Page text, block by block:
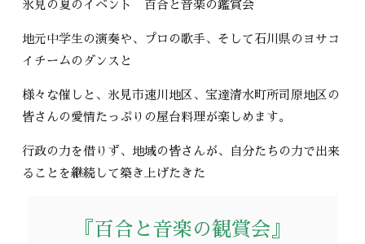
氷見の夏のイベント 百合と音楽の鑑賞会
地元中学生の演奏や、プロの歌手、そして石川県のヨサコ
イチームのダンスと
様々な催しと、氷見市速川地区、宝達清水町所司原地区の
皆さんの愛情たっぷりの屋台料理が楽しめます。
行政の力を借りず、地域の皆さんが、自分たちの力で出来
ることを継続して築き上げたきた
『百合と音楽の観賞会』